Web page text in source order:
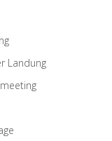
Landung